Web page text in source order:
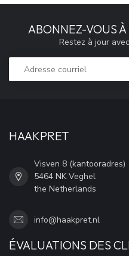
ABONNEZ-VOUS
Restez à jour
HAAKPRET
Visven 8 (kantooradres)
5464 NK Veghel
the Netherlands
info@haakpret.nl
ÉVALUATIONS DES